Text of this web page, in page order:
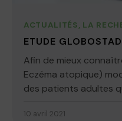
ACTUALITÉS, LA
ETUDE GLOBOSTAD
Afin de mieux
Eczéma atopique)
des patients adultes
10 avril 2021